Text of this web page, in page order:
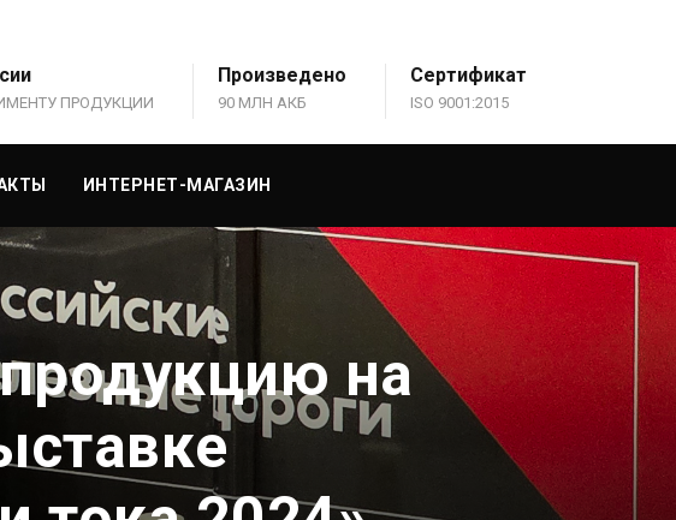
ПРОДУКЦИИ
Произведено
90 МЛН АКБ
Сертификат
ISO 9001:2015
ИНТЕРНЕТ-МАГАЗИН
на